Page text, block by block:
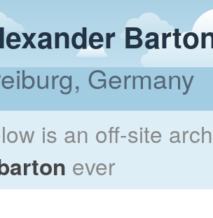
Germany
is an off-site
ever